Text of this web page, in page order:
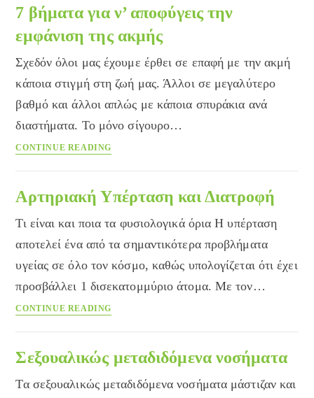
Αέρινος,
ή
Υδάτινος;
7 βήματα για ν’ αποφύγεις την
εμφάνιση της ακμής
Σχεδόν όλοι μας έχουμε έρθει σε επαφή με την ακμή
κάποια στιγμή στη ζωή μας. Άλλοι σε μεγαλύτερο
βαθμό και άλλοι απλώς με κάποια σπυράκια ανά
διαστήματα. Το μόνο σίγουρο…
CONTINUE READING
ν’
αποφύγεις
την
εμφάνιση
ακμής
Αρτηριακή Υπέρταση και Διατροφή
Τι είναι και ποια τα φυσιολογικά όρια Η υπέρταση
αποτελεί ένα από τα σημαντικότερα προβλήματα
υγείας σε όλο τον κόσμο, καθώς υπολογίζεται ότι έχει
προσβάλλει 1 δισεκατομμύριο άτομα. Με τον…
CONTINUE READING
Διατροφή
Σεξουαλικώς μεταδιδόμενα νοσήματα
Τα σεξουαλικώς μεταδιδόμενα νοσήματα μάστιζαν και